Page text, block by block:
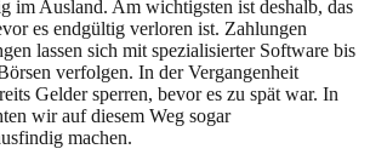
im Ausland. Am wichtigsten ist deshalb, das
es endgültig verloren ist. Zahlungen
lassen sich mit spezialisierter Software bis
verfolgen. In der Vergangenheit
Gelder sperren, bevor es zu spät war. In
wir auf diesem Weg sogar
machen.